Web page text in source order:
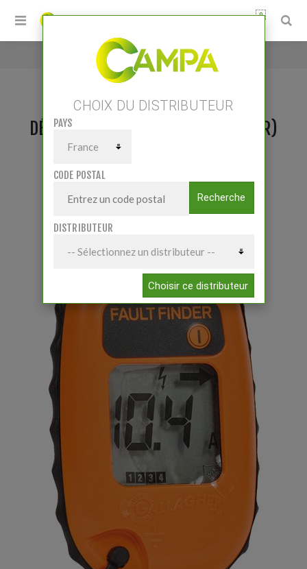
0
/ Détecteur de perte (Fault Finder)
DÉTECTEUR DE PERTE (FAULT FINDER)
CHOIX DU DISTRIBUTEUR
PAYS
CODE POSTAL
Recherche
DISTRIBUTEUR
Choisir ce distributeur